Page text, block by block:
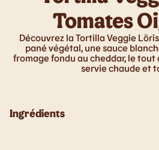
Tomates
Découvrez la Tortilla Veggie
pané végétal, une sauce
fromage fondu au cheddar, le
servie chaude et
Ingrédients